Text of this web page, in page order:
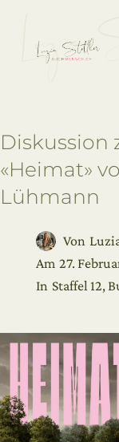
Diskussion
«Heimat»
Lühmann
Von
Am 27.
In Staffel 12,